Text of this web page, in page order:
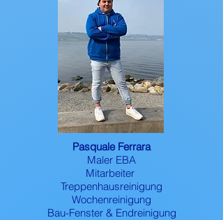
Pasquale Ferrara
Maler EBA
Mitarbeiter
Treppenhausreinigung
Wochenreinigung
Bau-Fenster & Endreinigung